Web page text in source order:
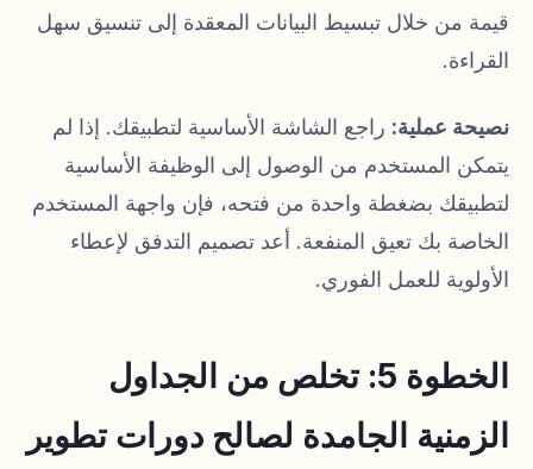
قيمة من خلال تبسيط البيانات المعقدة إلى تنسيق سهل
القراءة.
نصيحة عملية: راجع الشاشة الأساسية لتطبيقك. إذا لم
يتمكن المستخدم من الوصول إلى الوظيفة الأساسية
لتطبيقك بضغطة واحدة من فتحه، فإن واجهة المستخدم
الخاصة بك تعيق المنفعة. أعد تصميم التدفق لإعطاء
الأولوية للعمل الفوري.
الخطوة 5: تخلص من الجداول
الزمنية الجامدة لصالح دورات تطوير